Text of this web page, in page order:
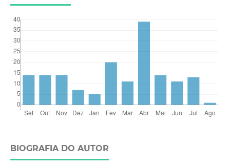
BIOGRAFIA DO AUTOR